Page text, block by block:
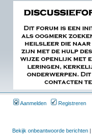
Aanmelden Registreren
Bekijk onbeantwoorde berichten |